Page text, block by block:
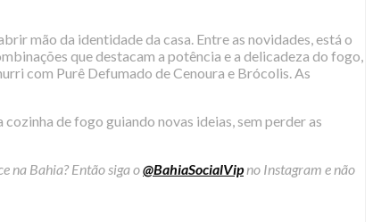
mão da identidade da casa. Entre as novidades, está o
que destacam a potência e a delicadeza do fogo,
com Purê Defumado de Cenoura e Brócolis. As
de fogo guiando novas ideias, sem perder as
na Bahia? Então siga o@BahiaSocialVip no Instagram e não